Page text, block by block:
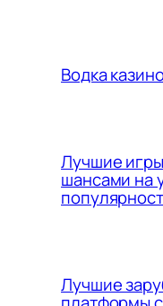
Водка
Лучшие
шансами на
Лучшие